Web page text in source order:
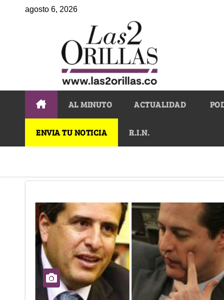
agosto 6, 2026
AL MINUTO ACTUALIDAD
ENVIA TU NOTICIA R.I.N.